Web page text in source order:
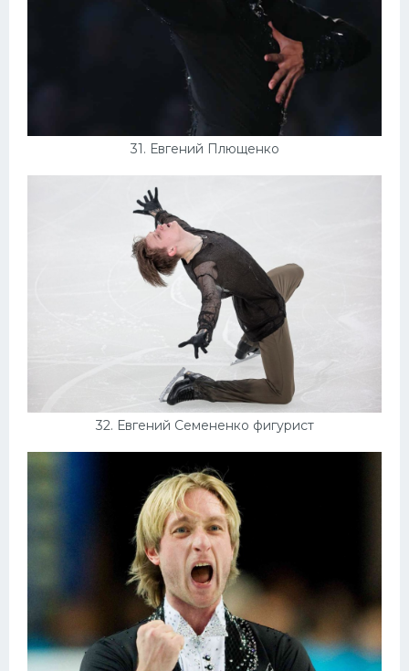
31. Евгений Плющенко
32. Евгений Семененко фигурист